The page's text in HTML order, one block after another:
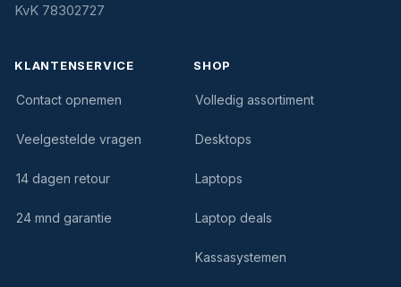
KvK 78302727
KLANTENSERVICE
Contact opnemen
Veelgestelde vragen
14 dagen retour
24 mnd garantie
SHOP
Volledig assortiment
Desktops
Laptops
Laptop deals
Kassasystemen